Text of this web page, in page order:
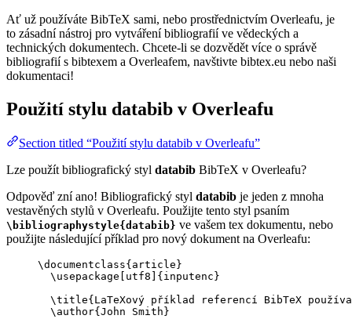
Ať už používáte BibTeX sami, nebo prostřednictvím Overleafu, je
to zásadní nástroj pro vytváření bibliografií ve vědeckých a
technických dokumentech. Chcete-li se dozvědět více o správě
bibliografií s bibtexem a Overleafem, navštivte bibtex.eu nebo naši
dokumentaci!
Použití stylu databib v Overleafu
Section titled “Použití stylu databib v Overleafu”
Lze použít bibliografický styl databib BibTeX v Overleafu?
Odpověď zní ano! Bibliografický styl databib je jeden z mnoha
vestavěných stylů v Overleafu. Použijte tento styl psaním
\bibliographystyle{databib} ve vašem tex dokumentu, nebo
použijte následující příklad pro nový dokument na Overleafu:
\documentclass{ article }
\usepackage
utf8 ]{ inputenc }
\title{LaTeXový příklad referencí BibTeX
\author{John Smith}